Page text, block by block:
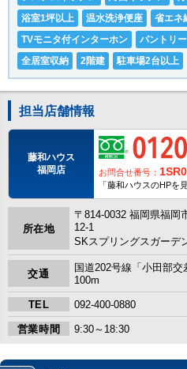
浴室1坪以上
温水洗浄便座
省エネ
TVモニタ付インターホン
パントリー
全居室収納
2階建 駐車場2台以上
担当店舗情報
藤和ハウス
福岡店
お問合せ番号：
「藤和ハウスのHPを
所在地
〒814-0032 福岡県福岡
12-1
SKスプリングスガーデ
交通
国道202号線「小田部交
100m
TEL 092-400-0880
営業時間 9:30～18:30